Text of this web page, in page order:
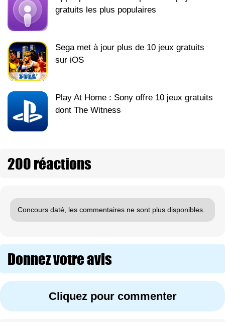
gratuits les plus populaires
Sega met à jour plus de 10 jeux gratuits
sur iOS
Play At Home : Sony offre 10 jeux gratuits
dont The Witness
200 réactions
Concours daté, les commentaires ne sont plus disponibles.
Donnez votre avis
Cliquez pour commenter